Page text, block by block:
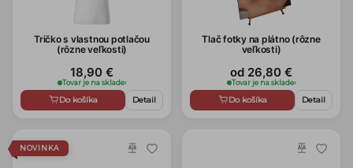
Tričko s vlastnou potlačou
(rôzne veľkosti)
18,90 €
Tovar je na sklade›
Do košíka Detail
Tlač fotky na plátno (rôzne
veľkosti)
od 26,80 €
Tovar je na sklade›
Do košíka Detail
NOVINKA